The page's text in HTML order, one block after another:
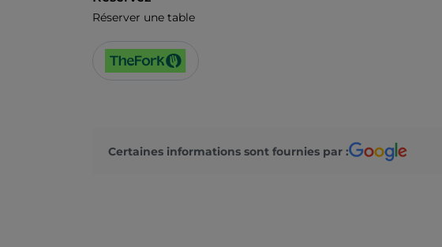
Réserver une table
Certaines informations sont fournies par :